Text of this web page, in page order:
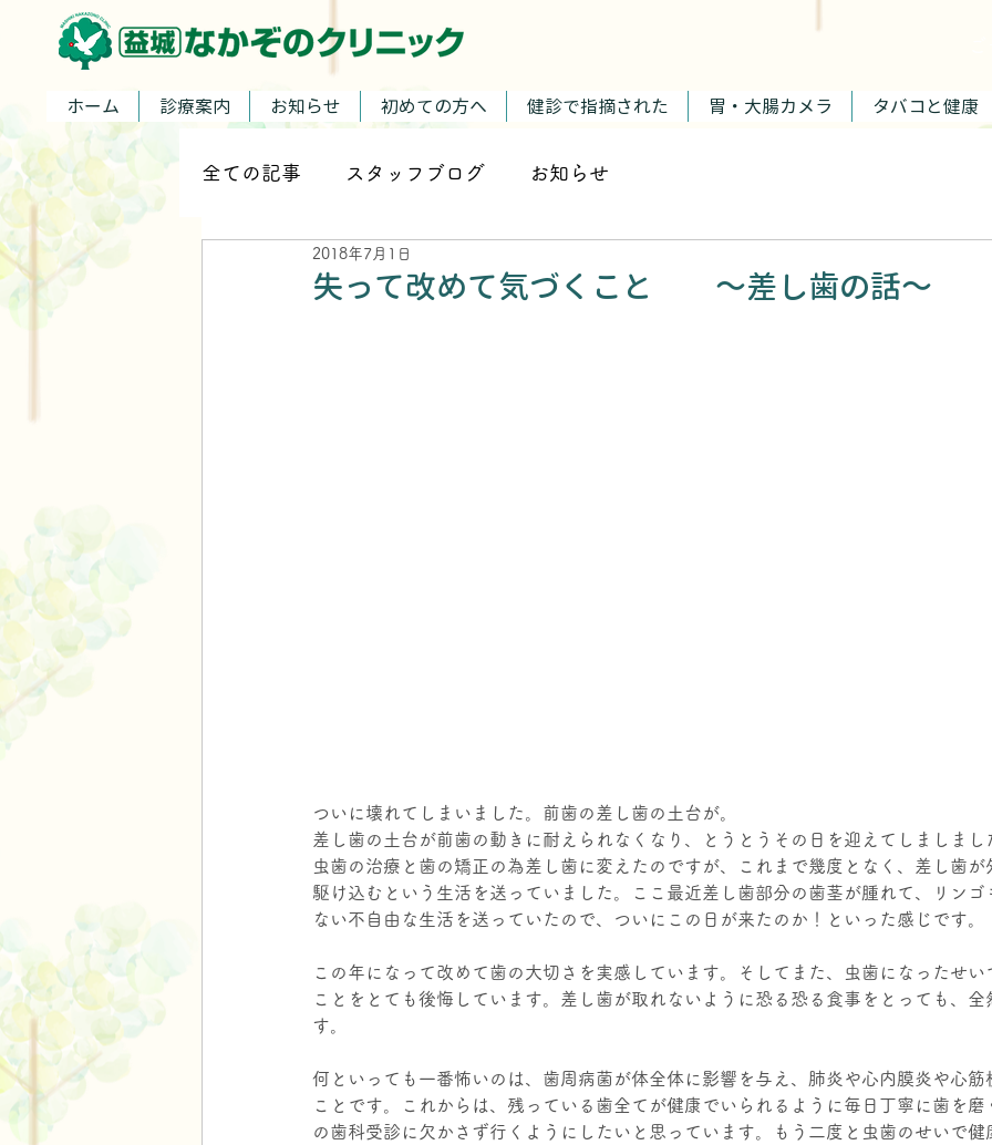
ホーム 診療案内 お知らせ 初めての方へ 健診で指摘された 胃・大腸カメラ タバコと健康
全ての記事 スタッフブログ お知らせ
失って改めて気づくこと ～差し歯の話～
2018年7月1日
ついに壊れてしまいました。前歯の差し歯の土台が。
差し歯の土台が前歯の動きに耐えられなくなり、とうとうその日を迎えてしましまし
虫歯の治療と歯の矯正の為差し歯に変えたのですが、これまで幾度となく、差し歯が
駆け込むという生活を送っていました。ここ最近差し歯部分の歯茎が腫れて、リンゴ
ない不自由な生活を送っていたので、ついにこの日が来たのか！といった感じです。
この年になって改めて歯の大切さを実感しています。そしてまた、虫歯になったせ
ことをとても後悔しています。差し歯が取れないように恐る恐る食事をとっても、
す。
何といっても一番怖いのは、歯周病菌が体全体に影響を与え、肺炎や心内膜炎や心筋
ことです。これからは、残っている歯全てが健康でいられるように毎日丁寧に歯を
の歯科受診に欠かさず行くようにしたいと思っています。もう二度と虫歯のせいで健